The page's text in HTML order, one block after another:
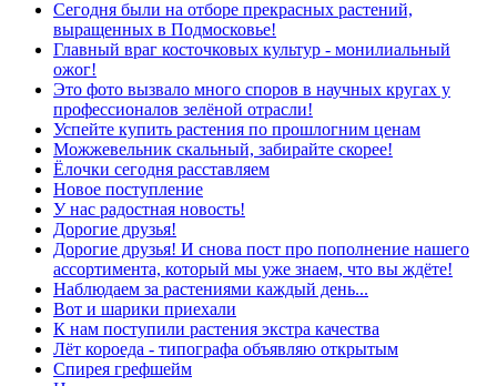
Сегодня были на отборе прекрасных растений,
выращенных в Подмосковье!
Главный враг косточковых культур - монилиальный
ожог!
Это фото вызвало много споров в научных кругах у
профессионалов зелёной отрасли!
Успейте купить растения по прошлогним ценам
Можжевельник скальный, забирайте скорее!
Ёлочки сегодня расставляем
Новое поступление
У нас радостная новость!
Дорогие друзья!
Дорогие друзья! И снова пост про пополнение нашего
ассортимента, который мы уже знаем, что вы ждёте!
Наблюдаем за растениями каждый день...
Вот и шарики приехали
К нам поступили растения экстра качества
Лёт короеда - типографа объявляю открытым
Спирея грефшейм